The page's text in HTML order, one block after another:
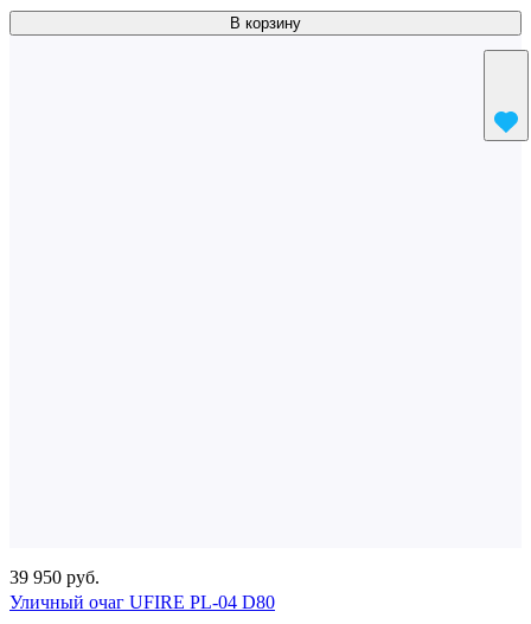
В корзину
39 950 руб.
Уличный очаг UFIRE PL-04 D80